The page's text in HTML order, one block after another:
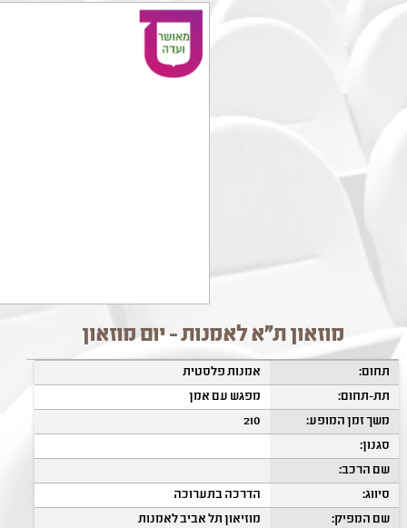
מוזאון ת"א לאמנות - יום מוזאון
תחום:
אמנות פלסטית
תת-תחום:
מפגש עם אמן
משך זמן המופע:
210
סגנון:
שם הרכב:
סיווג:
הדרכה בתערוכה
שם המפיק:
מוזיאון תל אביב לאמנות